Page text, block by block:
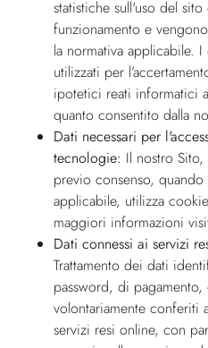
statistiche sull'uso del
funzionamento e
la normativa applicabile.
utilizzati per
ipotetici reati informatici
quanto consentito dalla
Dati necessari per
tecnologie: Il nostro Sito,
previo consenso,
applicabile, utilizza
maggiori informazioni
Dati connessi ai servizi
Trattamento dei dati
password, di
volontariamente conferiti
servizi resi online, con